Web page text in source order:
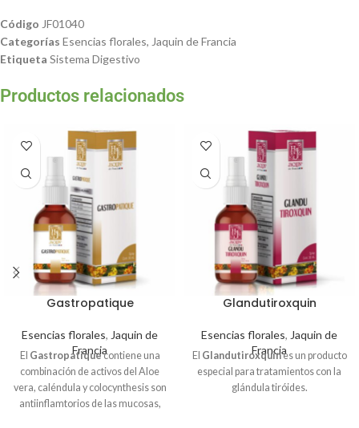
Código JF01040
Categorías Esencias florales, Jaquin de Francia
Etiqueta Sistema Digestivo
Productos relacionados
Gastropatique
Esencias florales, Jaquin de
Francia
El Gastropatiquecontiene una
combinación de activos del Aloe
vera, caléndula y colocynthesis son
antiinflamtorios de las mucosas,
Glandutiroxquin
Esencias florales, Jaquin de
Francia
El Glandutiroxquines un producto
especial para tratamientos con la
glándula tiróides.